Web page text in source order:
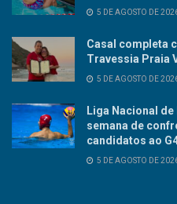
5 DE AGOSTO DE
Casal completa
Travessia Praia
5 DE AGOSTO DE
Liga Nacional
semana de
candidatos ao
5 DE AGOSTO DE